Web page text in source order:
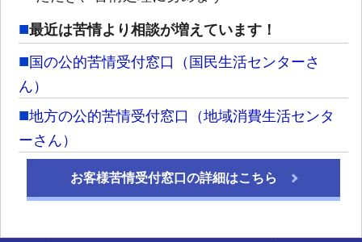
最近は苦情より相談が増えています！
国の公的苦情受付窓口（国民生活センターさ
ん）
地方の公的苦情受付窓口（地域消費生活センタ
ーさん）
お客様苦情受付窓口の詳細はこちら